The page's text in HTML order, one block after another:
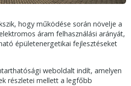
hogy működése során növelje a
áram felhasználási arányát,
épületenergetikai fejlesztéseket
weboldalt indít, amelyen
részletei mellett a legfőbb